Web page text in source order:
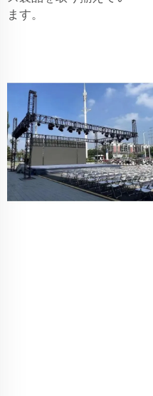
ます。